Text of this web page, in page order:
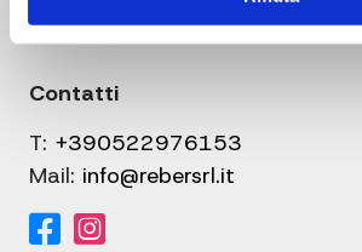
Download
Contatti
T: +390522976153
Mail: info@rebersrl.it